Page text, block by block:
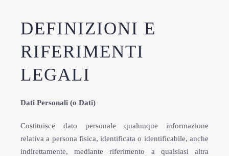
DEFINIZIONI E
RIFERIMENTI
LEGALI
Dati Personali (o Dati)
Costituisce dato personale qualunque informazione
relativa a persona fisica, identificata o identificabile, anche
indirettamente, mediante riferimento a qualsiasi altra